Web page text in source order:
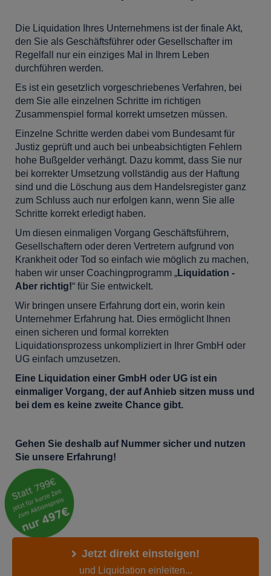
Die Liquidation Ihres Unternehmens ist der finale Akt,
den Sie als Geschäftsführer oder Gesellschafter im
Regelfall nur ein einziges Mal in Ihrem Leben
durchführen werden.
Es ist ein gesetzlich vorgeschriebenes Verfahren, bei
dem Sie alle einzelnen Schritte im richtigen
Zusammenspiel formal korrekt umsetzen müssen.
Einzelne Schritte werden dabei vom Bundesamt für
Justiz geprüft und auch bei unbeabsichtigten Fehlern
hohe Bußgelder verhängt. Dazu kommt, dass Sie nur
bei korrekter Umsetzung vollständig aus der Haftung
sind und die Löschung aus dem Handelsregister ganz
zum Schluss auch nur erfolgen kann, wenn Sie alle
Schritte korrekt erledigt haben.
Um diesen einmaligen Vorgang Geschäftsführern,
Gesellschaftern oder deren Vertretern aufgrund von
Krankheit oder Tod so einfach wie möglich zu machen,
haben wir unser Coachingprogramm „Liquidation -
Aber richtig!“ für Sie entwickelt.
Wir bringen unsere Erfahrung dort ein, worin kein
Unternehmer Erfahrung hat. Dies ermöglicht Ihnen
einen sicheren und formal korrekten
Liquidationsprozess unkompliziert in Ihrer GmbH oder
UG einfach umzusetzen.
Eine Liquidation einer GmbH oder UG ist ein
einmaliger Vorgang, der auf Anhieb sitzen muss und
bei dem es keine zweite Chance gibt.
Gehen Sie deshalb auf Nummer sicher und nutzen
Sie unsere Erfahrung!
Jetzt direkt einsteigen!
und Liquidation einleiten...